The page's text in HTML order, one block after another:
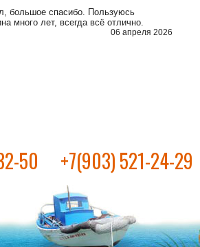
большое спасибо. Пользуюсь
много лет, всегда всё отлично.
06 апреля 2026
50 +7(903) 521-24-29